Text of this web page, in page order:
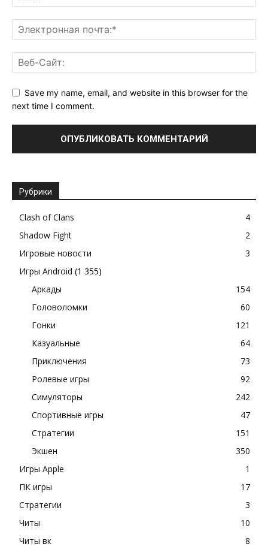
Save my name, email, and website in this browser for the
next time I comment.
Рубрики
Clash of Clans
4
Shadow Fight
2
Игровые новости
3
Игры Android (1 355)
Аркады
154
Головоломки
60
Гонки
121
Казуальные
64
Приключения
73
Ролевые игры
92
Симуляторы
242
Спортивные игры
47
Стратегии
151
Экшен
350
Игры Apple
1
ПК игры
17
Стратегии
3
Читы
10
Читы вк
8